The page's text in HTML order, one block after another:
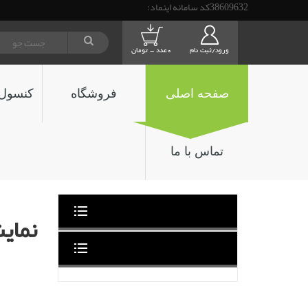
38609632کد سامانه اینماد:
ورود/ثبت نام 0عدد - تومان
صفحه اصلی فروشگاه
تماس با ما